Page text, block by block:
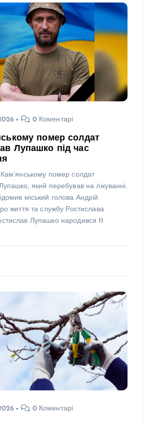
0 Коментарі
помер солдат
Лупашко під час
помер солдат
який перебував на лікуванні.
міський голова Андрій
життя та службу Ростислава
Лупашко народився 11
0 Коментарі